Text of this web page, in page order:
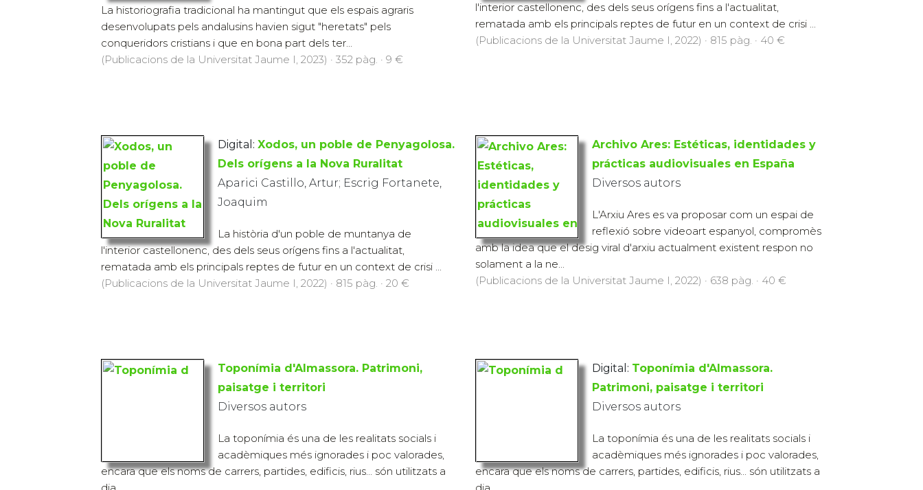
La historiografia tradicional ha mantingut que els espais agraris
desenvolupats pels andalusins havien sigut "heretats" pels
conqueridors cristians i que en bona part dels ter...
(Publicacions de la Universitat Jaume I, 2023) · 352 pàg. · 9 €
l'interior castellonenc, des dels seus orígens fins a l'actualitat,
rematada amb els principals reptes de futur en un context de crisi ...
(Publicacions de la Universitat Jaume I, 2022) · 815 pàg. · 40 €
Digital: Xodos, un poble de Penyagolosa.
Dels orígens a la Nova Ruralitat
Aparici Castillo, Artur; Escrig Fortanete,
Joaquim
La història d'un poble de muntanya de
l'interior castellonenc, des dels seus orígens fins a l'actualitat,
rematada amb els principals reptes de futur en un context de crisi ...
(Publicacions de la Universitat Jaume I, 2022) · 815 pàg. · 20 €
Archivo Ares: Estéticas, identidades y
prácticas audiovisuales en España
Diversos autors
L'Arxiu Ares es va proposar com un espai de
reflexió sobre videoart espanyol, compromès
amb la idea que el desig viral d'arxiu actualment existent respon no
solament a la ne...
(Publicacions de la Universitat Jaume I, 2022) · 638 pàg. · 40 €
Toponímia d'Almassora. Patrimoni,
paisatge i territori
Diversos autors
La toponímia és una de les realitats socials i
acadèmiques més ignorades i poc valorades,
encara que els noms de carrers, partides, edificis, rius... són utilitzats a
Digital: Toponímia d'Almassora.
Patrimoni, paisatge i territori
Diversos autors
La toponímia és una de les realitats socials i
acadèmiques més ignorades i poc valorades,
encara que els noms de carrers, partides, edificis, rius... són utilitzats a